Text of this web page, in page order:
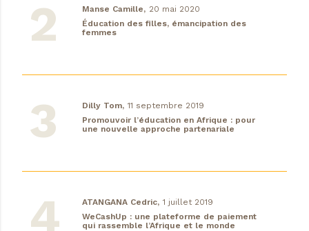
Manse Camille, 20 mai 2020
Éducation des filles, émancipation des
femmes
Dilly Tom, 11 septembre 2019
Promouvoir l’éducation en Afrique : pour
une nouvelle approche partenariale
ATANGANA Cedric, 1 juillet 2019
WeCashUp : une plateforme de paiement
qui rassemble l’Afrique et le monde